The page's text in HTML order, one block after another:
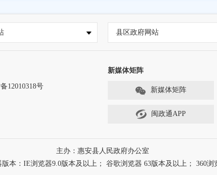
县区政府网站
12010318号
新媒体矩阵
新媒体矩阵
闽政通APP
主办：惠安县人民政府办公室
本：IE浏览器9.0版本及以上； 谷歌浏览器 63版本及以上； 360